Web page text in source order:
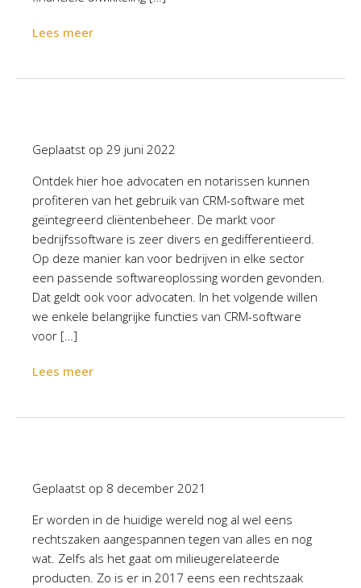
Lees meer
Geplaatst op 29 juni 2022
Ontdek hier hoe advocaten en notarissen kunnen
profiteren van het gebruik van CRM-software met
geïntegreerd cliëntenbeheer. De markt voor
bedrijfssoftware is zeer divers en gedifferentieerd.
Op deze manier kan voor bedrijven in elke sector
een passende softwareoplossing worden gevonden.
Dat geldt ook voor advocaten. In het volgende willen
we enkele belangrijke functies van CRM-software
voor […]
Lees meer
Geplaatst op 8 december 2021
Er worden in de huidige wereld nog al wel eens
rechtszaken aangespannen tegen van alles en nog
wat. Zelfs als het gaat om milieugerelateerde
producten. Zo is er in 2017 eens een rechtszaak